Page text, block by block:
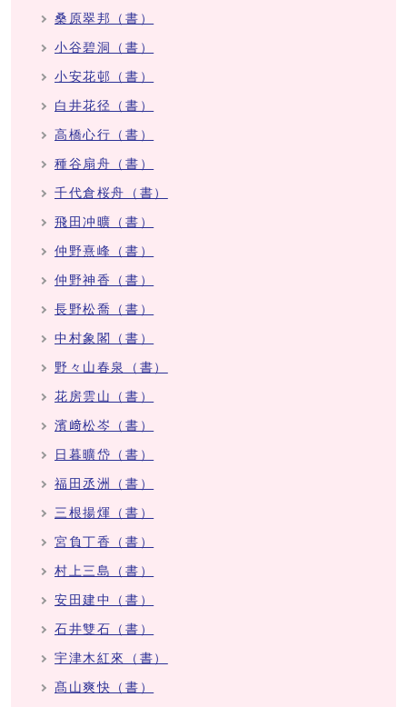
桑原翠邦（書）
小谷碧洞（書）
小安花邨（書）
白井花径（書）
高橋心行（書）
種谷扇舟（書）
千代倉桜舟（書）
飛田冲曠（書）
仲野熹峰（書）
仲野神香（書）
長野松喬（書）
中村象閣（書）
野々山春泉（書）
花房雲山（書）
濱﨑松岑（書）
日暮曠岱（書）
福田丞洲（書）
三根揚煇（書）
宮負丁香（書）
村上三島（書）
安田建中（書）
石井雙石（書）
宇津木紅來（書）
髙山爽快（書）